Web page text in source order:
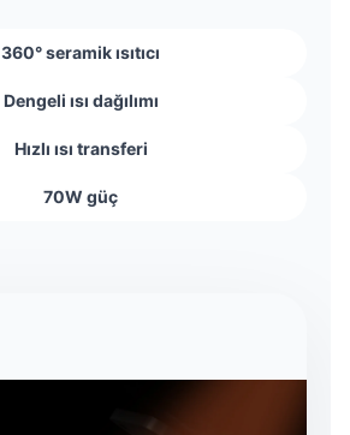
360° seramik ısıtıcı
Dengeli ısı dağılımı
Hızlı ısı transferi
70W güç